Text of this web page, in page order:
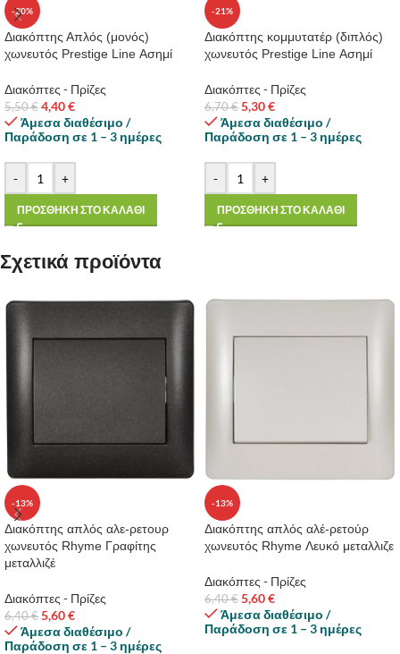
-20%
Διακόπτης Απλός (μονός)
χωνευτός Prestige Line Ασημί
Διακόπτες - Πρίζες
5,50€ 4,40€
Άμεσα διαθέσιμο /
Παράδοση σε 1 – 3 ημέρες
- +
ΠΡΟΣΘΗΚΗ ΣΤΟ ΚΑΛΑΘΙ
-21%
Διακόπτης κομμυτατέρ (διπλός)
χωνευτός Prestige Line Ασημί
Διακόπτες - Πρίζες
6,70€ 5,30€
Άμεσα διαθέσιμο /
Παράδοση σε 1 – 3 ημέρες
- +
ΠΡΟΣΘΗΚΗ ΣΤΟ ΚΑΛΑΘΙ
Σχετικά προϊόντα
-13%
Διακόπτης απλός αλε-ρετουρ
χωνευτός Rhyme Γραφίτης
μεταλλιζέ
Διακόπτες - Πρίζες
6,40€ 5,60€
Άμεσα διαθέσιμο /
Παράδοση σε 1 – 3 ημέρες
-13%
Διακόπτης απλός αλέ-ρετούρ
χωνευτός Rhyme Λευκό μεταλλιζε
Διακόπτες - Πρίζες
6,40€ 5,60€
Άμεσα διαθέσιμο /
Παράδοση σε 1 – 3 ημέρες